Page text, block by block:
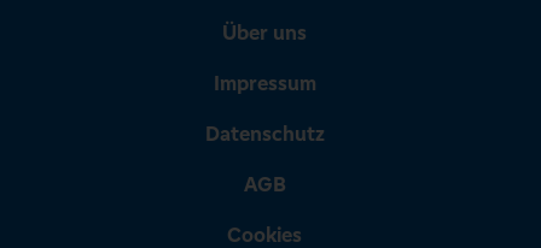
Über uns
Impressum
Datenschutz
AGB
Cookies